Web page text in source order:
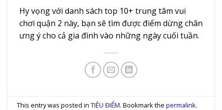
Hy vọng với danh sách top 10+ trung tâm vui
chơi quận 2 này, bạn sẽ tìm được điểm dừng chân
ưng ý cho cả gia đình vào những ngày cuối tuần.
This entry was posted inTIÊU ĐIỂM. Bookmark thepermalink.